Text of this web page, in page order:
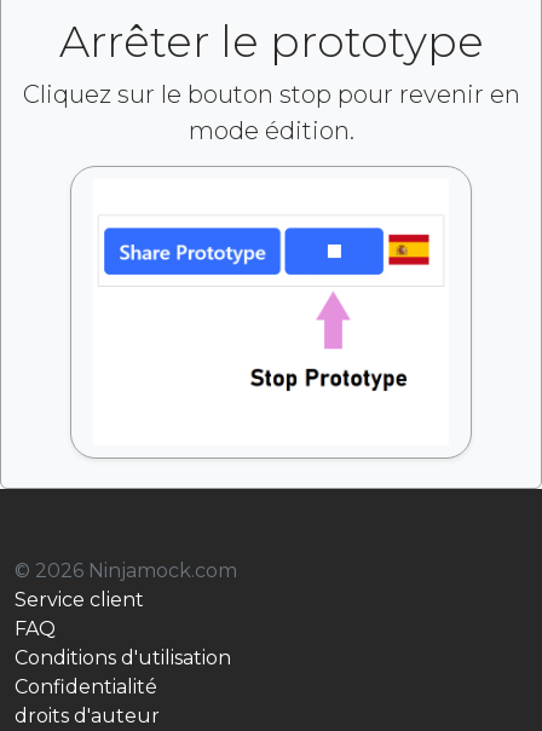
Arrêter le prototype
Cliquez sur le bouton stop pour revenir en
mode édition.
© 2026 Ninjamock.com
Service client
FAQ
Conditions d'utilisation
Confidentialité
droits d'auteur